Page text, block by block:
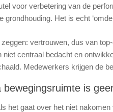
voor verbetering van de
grondhouding. Het is echt
zeggen: vertrouwen, dus van
niet centraal bedacht en
Medewerkers krijgen de
bewegingsruimte is
het gaat over het niet